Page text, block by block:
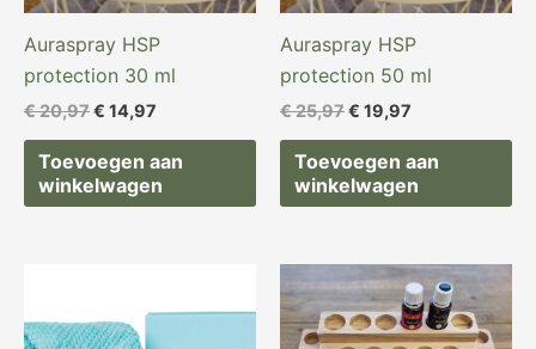
Auraspray HSP
protection 30 ml
€20,97€ 14,97
Toevoegen aan
winkelwagen
Auraspray HSP
protection 50 ml
€25,97€ 19,97
Toevoegen aan
winkelwagen
was:
€ 39,97.
is:
Oorspronkelijke
prijs
was:
€ 39,97.
Huidige
prijs
is:
€ 19,97.